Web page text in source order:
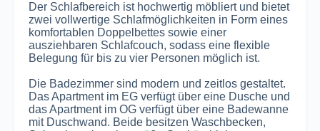
Der Schlafbereich ist hochwertig möbliert und bietet
zwei vollwertige Schlafmöglichkeiten in Form eines
komfortablen Doppelbettes sowie einer
ausziehbaren Schlafcouch, sodass eine flexible
Belegung für bis zu vier Personen möglich ist.
Die Badezimmer sind modern und zeitlos gestaltet.
Das Apartment im EG verfügt über eine Dusche und
das Apartment im OG verfügt über eine Badewanne
mit Duschwand. Beide besitzen Waschbecken,